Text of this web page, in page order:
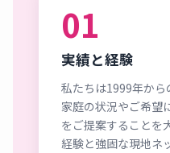
01
実績と経験
私たちは1999年か
家庭の状況やご希望
をご提案することを
経験と強固な現地ネ